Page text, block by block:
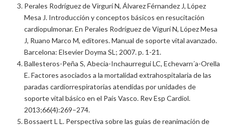
Perales Rodríguez de Virgurí N, Álvarez Férnandez J, López
Mesa J. Introducción y conceptos básicos en resucitación
cardiopulmonar. En Perales Rodríguez de Vigurí N, López Mesa
J, Ruano Marco M, editores. Manual de soporte vital avanzado.
Barcelona: Elsevier Doyma SL; 2007. p. 1-21.
Ballesteros-Peña S, Abecia-Inchaurregui LC, Echevarrı´a-Orella
E. Factores asociados a la mortalidad extrahospitalaria de las
paradas cardiorrespiratorias atendidas por unidades de
soporte vital básico en el País Vasco. Rev Esp Cardiol.
2013;66(4):269–274.
Bossaert L L. Perspectiva sobre las guías de reanimación de